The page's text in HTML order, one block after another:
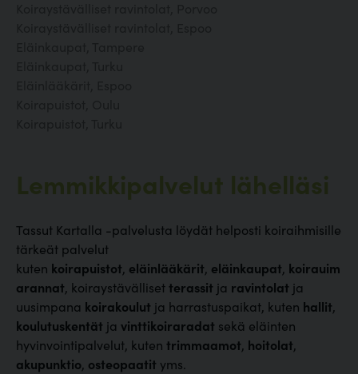
Lemmikkipalvelut lähelläsi
Tassut Kartalla -palvelusta löydät helposti koiraihmisille
tärkeät palvelut
kuten koirapuistot, eläinlääkärit, eläinkaupat, koirauim
arannat, koiraystävälliset terassit ja ravintolat ja
uusimpana koirakoulut ja harrastuspaikat, kuten hallit,
koulutuskentät ja vinttikoiraradat sekä eläinten
hyvinvointipalvelut, kuten trimmaamot, hoitolat,
akupunktio, osteopaatit yms.